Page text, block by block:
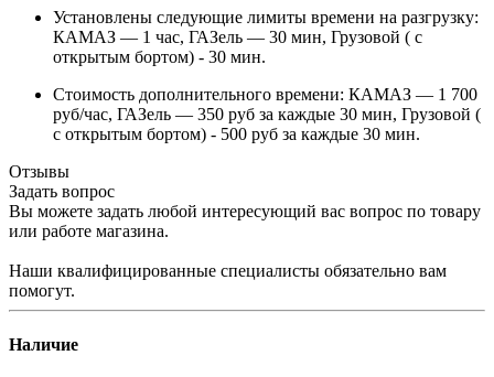
Установлены следующие лимиты времени на разгрузку:
КАМАЗ — 1 час, ГАЗель — 30 мин, Грузовой ( с
открытым бортом) - 30 мин.
Стоимость дополнительного времени: КАМАЗ — 1 700
руб/час, ГАЗель — 350 руб за каждые 30 мин, Грузовой (
с открытым бортом) - 500 руб за каждые 30 мин.
Отзывы
Задать вопрос
Вы можете задать любой интересующий вас вопрос по товару
или работе магазина.
Наши квалифицированные специалисты обязательно вам
помогут.
Наличие